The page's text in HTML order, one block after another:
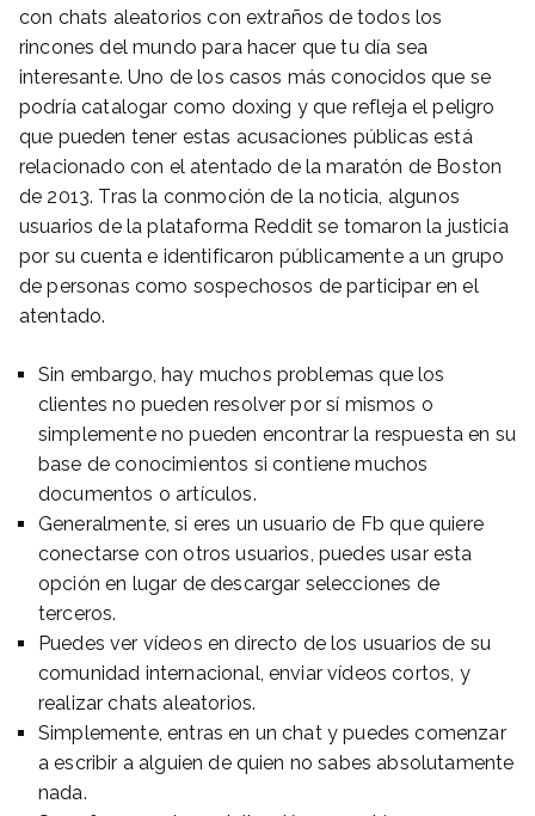
con chats aleatorios con extraños de todos los
rincones del mundo para hacer que tu día sea
interesante. Uno de los casos más conocidos que se
podría catalogar como doxing y que refleja el peligro
que pueden tener estas acusaciones públicas está
relacionado con el atentado de la maratón de Boston
de 2013. Tras la conmoción de la noticia, algunos
usuarios de la plataforma Reddit se tomaron la justicia
por su cuenta e identificaron públicamente a un grupo
de personas como sospechosos de participar en el
atentado.
Sin embargo, hay muchos problemas que los
clientes no pueden resolver por sí mismos o
simplemente no pueden encontrar la respuesta en su
base de conocimientos si contiene muchos
documentos o artículos.
Generalmente, si eres un usuario de Fb que quiere
conectarse con otros usuarios, puedes usar esta
opción en lugar de descargar selecciones de
terceros.
Puedes ver vídeos en directo de los usuarios de su
comunidad internacional, enviar vídeos cortos, y
realizar chats aleatorios.
Simplemente, entras en un chat y puedes comenzar
a escribir a alguien de quien no sabes absolutamente
nada.